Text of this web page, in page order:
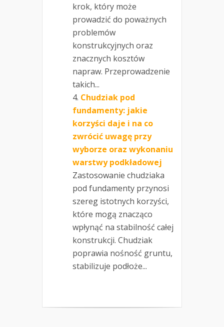
krok, który może
prowadzić do poważnych
problemów
konstrukcyjnych oraz
znacznych kosztów
napraw. Przeprowadzenie
takich...
Chudziak pod
fundamenty: jakie
korzyści daje i na co
zwrócić uwagę przy
wyborze oraz wykonaniu
warstwy podkładowej
Zastosowanie chudziaka
pod fundamenty przynosi
szereg istotnych korzyści,
które mogą znacząco
wpłynąć na stabilność całej
konstrukcji. Chudziak
poprawia nośność gruntu,
stabilizuje podłoże...